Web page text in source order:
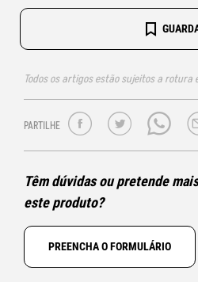
Todos os artigos estão sujeitos a rotura
PARTILHE
Têm dúvidas ou pretende
este produto?
PREENCHA O FORMULÁRIO